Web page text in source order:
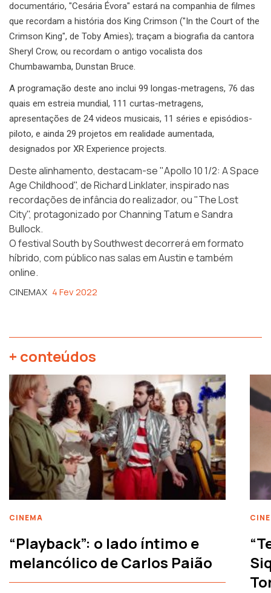
documentário, "Cesária Évora" estará na companhia de filmes
que recordam a história dos King Crimson ("In the Court of the
Crimson King", de Toby Amies); traçam a biografia da cantora
Sheryl Crow, ou recordam o antigo vocalista dos
Chumbawamba, Dunstan Bruce.
A programação deste ano inclui 99 longas-metragens, 76 das
quais em estreia mundial, 111 curtas-metragens,
apresentações de 24 videos musicais, 11 séries e episódios-
piloto, e ainda 29 projetos em realidade aumentada,
designados por XR Experience projects.
Deste alinhamento, destacam-se "Apollo 10 1/2: A Space
Age Childhood", de Richard Linklater, inspirado nas
recordações de infância do realizador, ou "The Lost
City", protagonizado por Channing Tatum e Sandra
Bullock.
O festival South by Southwest decorrerá em formato
híbrido, com público nas salas em Austin e também
online.
CINEMAX 4 Fev 2022
+ conteúdos
CINEMA
“Playback”: o lado íntimo e
melancólico de Carlos Paião